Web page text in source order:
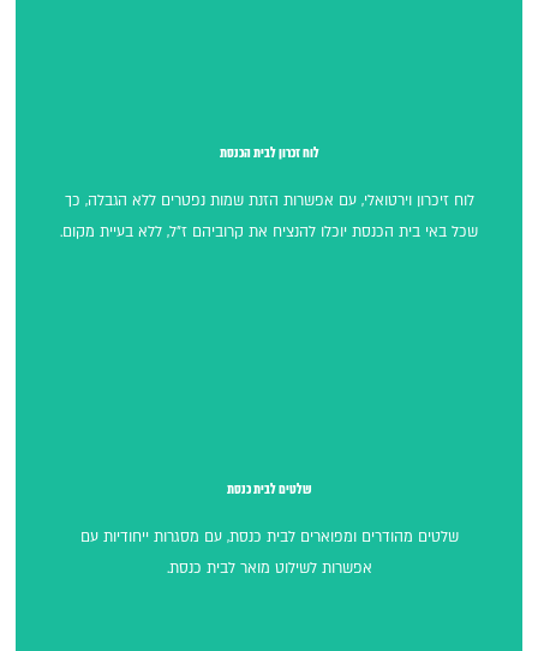
לוח זכרון לבית הכנסת
לוח זיכרון וירטואלי, עם אפשרות הזנת שמות נפטרים ללא הגבלה, כך
שכל באי בית הכנסת יוכלו להנציח את קרוביהם ז"ל, ללא בעיית מקום.
שלטים לבית כנסת
שלטים מהודרים ומפוארים לבית כנסת, עם מסגרות ייחודיות עם
אפשרות לשילוט מואר לבית כנסת.